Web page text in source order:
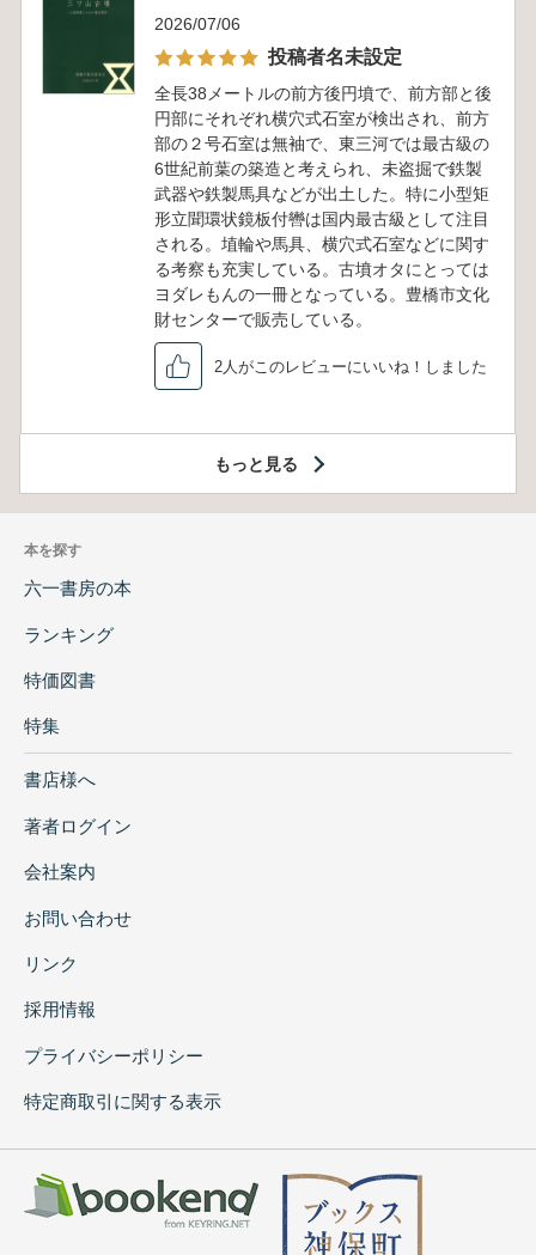
2026/07/06
投稿者名未設定
全長38メートルの前方後円墳で、前方部と後
円部にそれぞれ横穴式石室が検出され、前方
部の２号石室は無袖で、東三河では最古級の
6世紀前葉の築造と考えられ、未盗掘で鉄製
武器や鉄製馬具などが出土した。特に小型矩
形立聞環状鏡板付轡は国内最古級として注目
される。埴輪や馬具、横穴式石室などに関す
る考察も充実している。古墳オタにとっては
ヨダレもんの一冊となっている。豊橋市文化
財センターで販売している。
2人がこのレビューにいいね！しました
もっと見る
本を探す
六一書房の本
ランキング
特価図書
特集
書店様へ
著者ログイン
会社案内
お問い合わせ
リンク
採用情報
プライバシーポリシー
特定商取引に関する表示